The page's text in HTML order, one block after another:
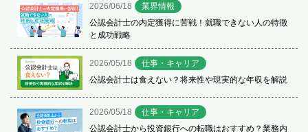
2026/06/18
業界情報
公認会計士の内定獲得に苦戦！就職できない人の特徴
と成功戦略
2026/05/18
仕事・キャリア
公認会計士は食えない？将来性や現実的な年収を解説
2026/05/18
仕事・キャリア
公認会計士から投資銀行への転職はおすすめ？業務内